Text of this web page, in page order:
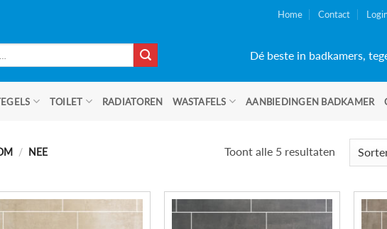
Home Contact
Dé beste in badkamers,
TOILET RADIATOREN WASTAFELS AANBIEDINGEN BADKAMER
/ NEE Toont alle 5 resultaten